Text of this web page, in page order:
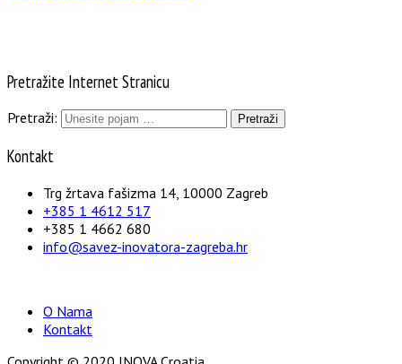
Pretražite Internet Stranicu
Pretraži:
Kontakt
Trg žrtava fašizma 14, 10000 Zagreb
+385 1 4612 517
+385 1 4662 680
info@savez-inovatora-zagreba.hr
O Nama
Kontakt